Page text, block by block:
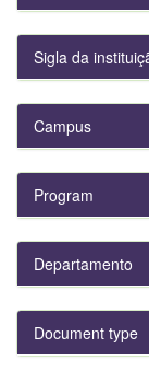
Sigla da
Campus
Program
Departamento
Document type